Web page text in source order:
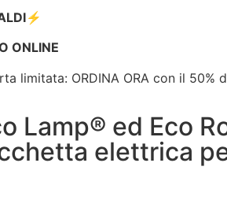
ONLINE
limitata: ORDINA ORA con il 50%
Lamp®️ ed Eco
elettrica